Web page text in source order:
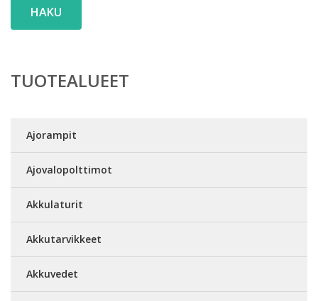
HAKU
TUOTEALUEET
Ajorampit
Ajovalopolttimot
Akkulaturit
Akkutarvikkeet
Akkuvedet